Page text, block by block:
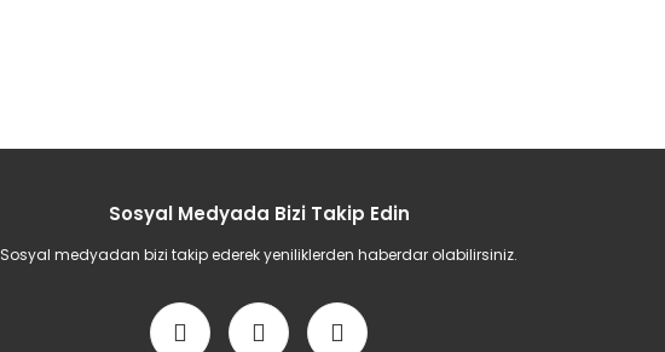
Sosyal Medyada Bizi Takip Edin
Sosyal medyadan bizi takip ederek yeniliklerden haberdar olabilirsiniz.